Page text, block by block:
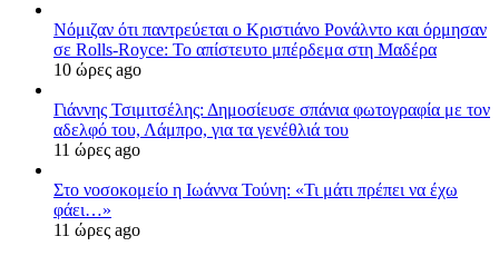
Νόμιζαν ότι παντρεύεται ο Κριστιάνο Ρονάλντο και όρμησαν
σε Rolls-Royce: Το απίστευτο μπέρδεμα στη Μαδέρα
10 ώρες ago
Γιάννης Τσιμιτσέλης: Δημοσίευσε σπάνια φωτογραφία με τον
αδελφό του, Λάμπρο, για τα γενέθλιά του
11 ώρες ago
Στο νοσοκομείο η Ιωάννα Τούνη: «Τι μάτι πρέπει να έχω
φάει…»
11 ώρες ago